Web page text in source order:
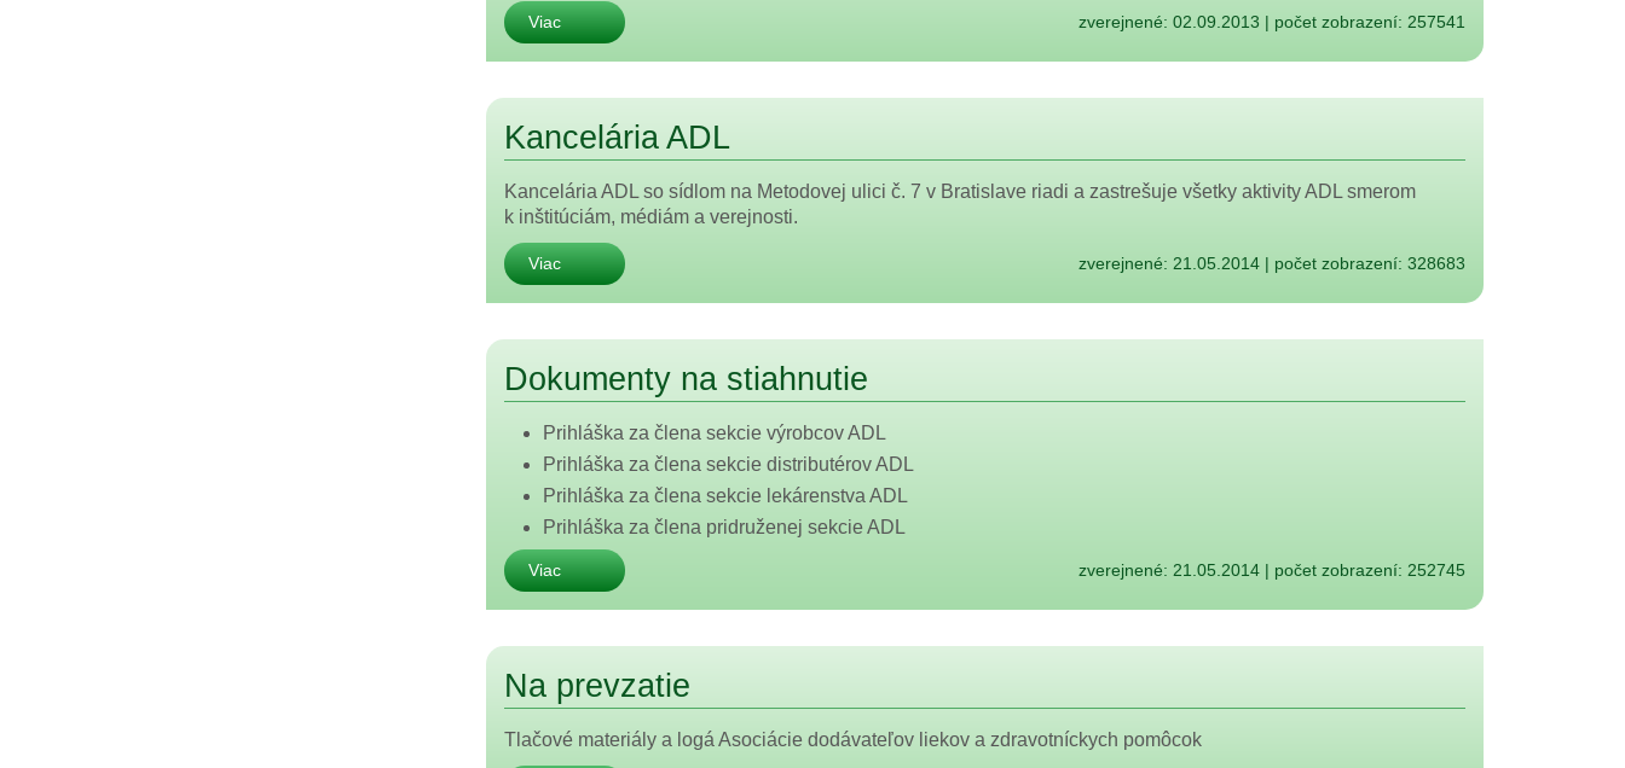
Viac zverejnené: 02.09.2013 | počet zobrazení: 257541
Kancelária ADL
Kancelária ADL so sídlom na Metodovej ulici č. 7 v Bratislave riadi a zastrešuje všetky aktivity ADL smerom
k inštitúciám, médiám a verejnosti.
Viac zverejnené: 21.05.2014 | počet zobrazení: 328683
Dokumenty na stiahnutie
Prihláška za člena sekcie výrobcov ADL
Prihláška za člena sekcie distributérov ADL
Prihláška za člena sekcie lekárenstva ADL
Prihláška za člena pridruženej sekcie ADL
Viac zverejnené: 21.05.2014 | počet zobrazení: 252745
Na prevzatie
Tlačové materiály a logá Asociácie dodávateľov liekov a zdravotníckych pomôcok